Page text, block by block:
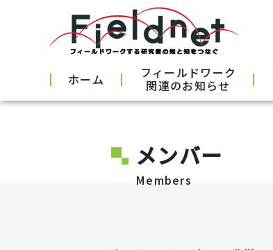
ホーム フィールドワーク
関連のお知らせ
メンバー
Members